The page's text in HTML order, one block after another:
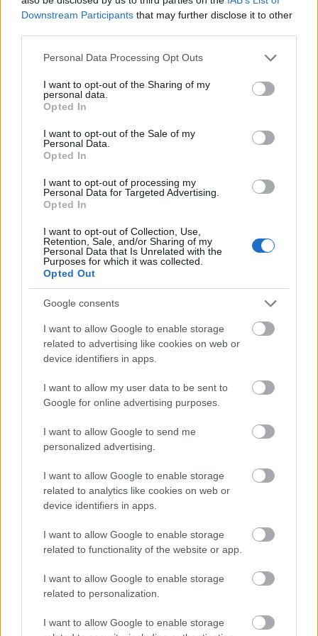
Downstream Participants that may further disclose it to other
Please note that this website/app uses one or more Google
not limited to your visit or usage behaviour. You may click to
grant or deny consent to Google and its third-party tags to
use your data for below specified purposes in below Google
consent section.
Personal Data Processing Opt Outs
I want to opt-out of the Sharing of my
personal data.
Opted In
I want to opt-out of the Sale of my
Personal Data.
Opted In
I want to opt-out of processing my
Personal Data for Targeted Advertising.
Opted In
I want to opt-out of Collection, Use,
Retention, Sale, and/or Sharing of my
Personal Data that Is Unrelated with the
Purposes for which it was collected.
Opted Out
Google consents
I want to allow Google to enable storage
related to advertising like cookies on web or
device identifiers in apps.
I want to allow my user data to be sent to
Google for online advertising purposes.
I want to allow Google to send me
personalized advertising.
I want to allow Google to enable storage
related to analytics like cookies on web or
device identifiers in apps.
I want to allow Google to enable storage
related to functionality of the website or app.
I want to allow Google to enable storage
related to personalization.
I want to allow Google to enable storage
próbálja megvalósítani – ha sikerrel jár, nem csak a
nyugdíjalaphoz is jut. Az életben persze semmi sem
Apró különbségek–Hol jön QT a képbe?
Tarantino a 2000-ben rendezett 4. Quentin
Tarantino Filmfesztiválon két filmet is vetített a
derék olasztól. A Hitchcock elképzeléseit és a
„verekedős” olasz szórakoztató mozikat egyszerre
idéző, helyenként kifejezetten elégikus hangulatú
Kettős bűntény Hamburgban volt az egyik, a szintén
Gemma főszereplésével készültArizona Colta másik.
Előbbi Tarantino pályájának korai szakaszát – főleg
– idézi, utóbbi hatása a spaghetti westernek előtt
tisztelgő később alkotásokban (Kill Bill,
elszabadul ) érzékelhető. A már említett
hasonlóan túlnyomórészt Lupo munkája is pőre,
sallangoktól mentes mozi, ami képileg-zeneileg csak
néha emlékeztet Tarantino túlvezérelt stílusú
alkotásaira, viszont tartalmilag – a sztori egyes
elemeiről (pl. Mr. Blonde és Wallace helyzetének
párhuzamai) és műfaji keverékként (a kezdés a
városi környezet ellenére is a vadnyugati filmek